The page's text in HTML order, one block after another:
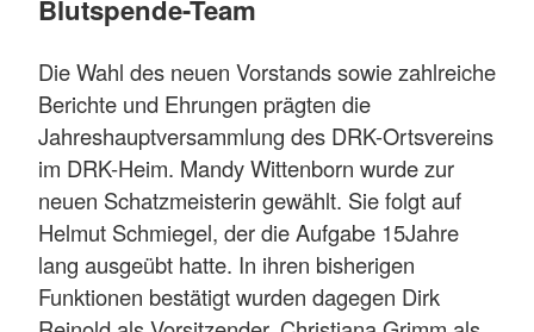
Blutspende-Team
Die Wahl des neuen Vorstands sowie zahlreiche
Berichte und Ehrungen prägten die
Jahreshauptversammlung des DRK-Ortsvereins
im DRK-Heim. Mandy Wittenborn wurde zur
neuen Schatzmeisterin gewählt. Sie folgt auf
Helmut Schmiegel, der die Aufgabe 15Jahre
lang ausgeübt hatte. In ihren bisherigen
Funktionen bestätigt wurden dagegen Dirk